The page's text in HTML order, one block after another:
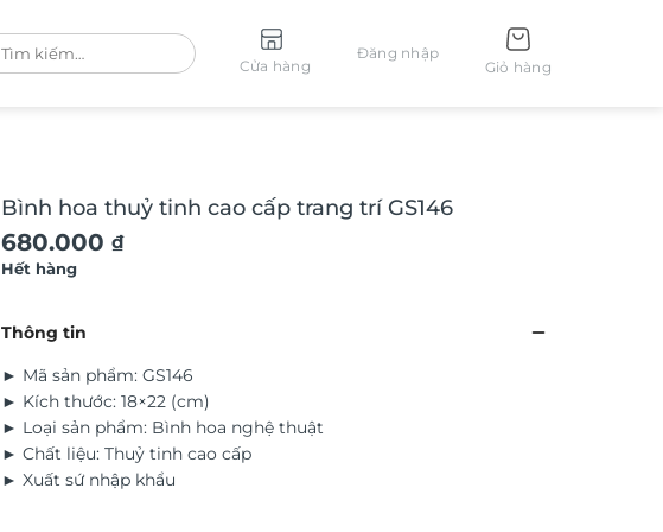
Cửa hàng
Đăng nhập
Giỏ hàng
Bình hoa thuỷ tinh cao cấp trang trí GS146
680.000 ₫
Hết hàng
Thông tin
► Mã sản phẩm: GS146
► Kích thước: 18×22 (cm)
► Loại sản phẩm: Bình hoa nghệ thuật
► Chất liệu: Thuỷ tinh cao cấp
► Xuất sứ nhập khẩu